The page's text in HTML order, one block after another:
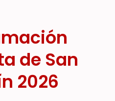
de San
2026